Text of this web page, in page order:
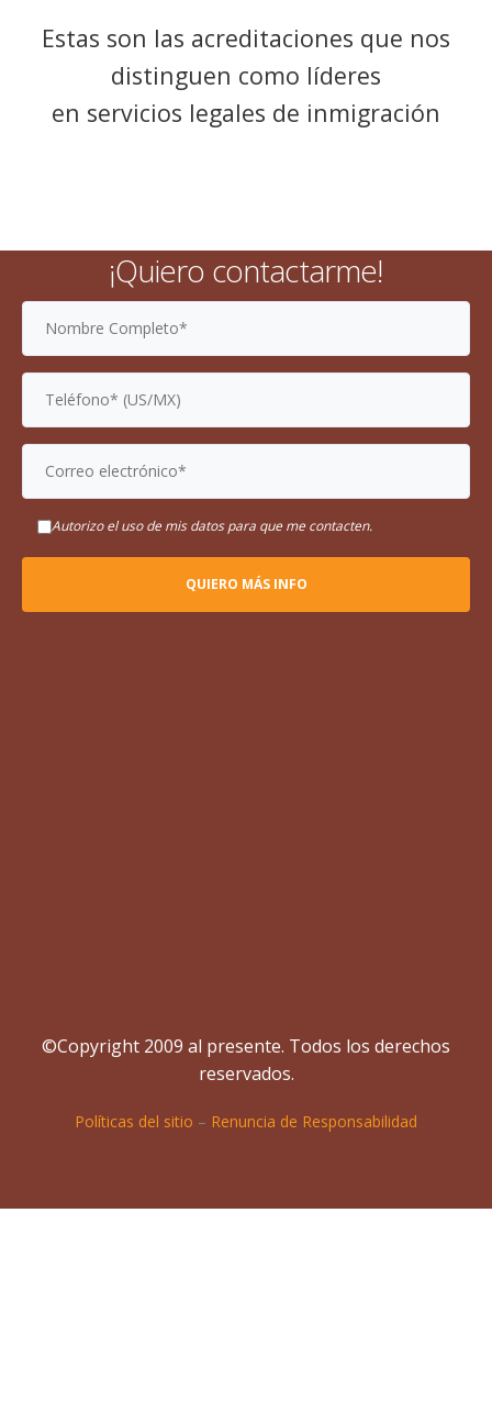
Estas son las acreditaciones que nos
distinguen como líderes
en servicios legales de inmigración
¡Quiero contactarme!
Autorizo el uso de mis datos para que me contacten.
©Copyright 2009 al presente. Todos los derechos
reservados.
Políticas del sitio – Renuncia de Responsabilidad